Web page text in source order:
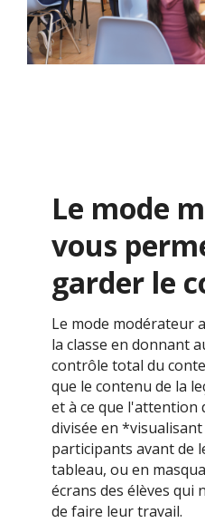
Le mode
vous
garder le
Le mode modérateur
la classe en donnant
contrôle total du
que le contenu de la
et à ce que l'attention
divisée en *visualisant
participants avant de
tableau, ou en
écrans des élèves qui
de faire leur travail.​